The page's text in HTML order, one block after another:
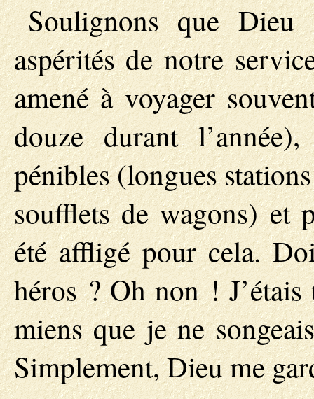
Soulignons que
aspérités de notre
amené à voyager
douze durant
pénibles (longues
soufflets de wagons) et
été affligé pour cela.
héros ? Oh non !
miens que je ne
Simplement, Dieu me